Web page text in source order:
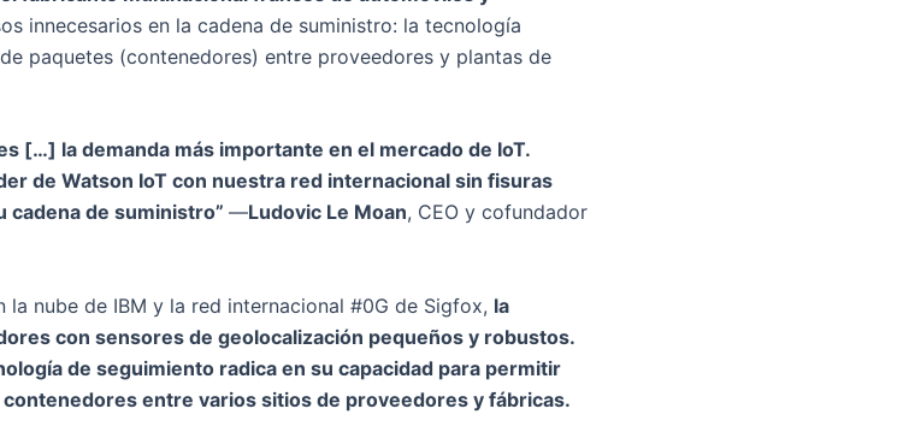
innecesarios en la cadena de suministro: la tecnología
paquetes (contenedores) entre proveedores y plantas de
[…] la demanda más importante en el mercado de IoT.
de Watson IoT con nuestra red internacional sin fisuras
cadena de suministro” —Ludovic Le Moan, CEO y cofundador
la nube de IBM y la red internacional #0G de Sigfox, la
con sensores de geolocalización pequeños y robustos.
de seguimiento radica en su capacidad para permitir
entre varios sitios de proveedores y fábricas.